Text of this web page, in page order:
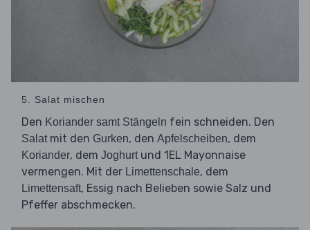
5. Salat mischen
Den Koriander samt Stängeln fein schneiden. Den
Salatmit den Gurken, den Apfelscheiben, dem
Koriander, dem Joghurtund 1EL Mayonnaise
vermengen. Mit der Limettenschale, dem
Limettensaft, Essig nach Belieben sowie Salz und
Pfeffer abschmecken.